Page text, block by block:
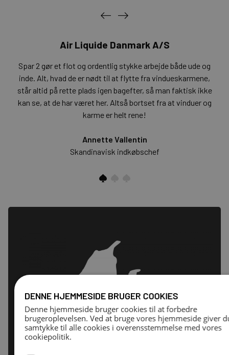
Air Liquide Danmark A/S
Spar 2 gør et flot og ordentlig stykke arbejde både ude og
inde. Alt, hvad de er nødt til at flytte fra vindueskarmene,
står altid på rette plads igen bagefter, så man faktisk ikke
kan se, at de har været her. Altså bortset fra at vinduer og
karme er helt rene!
Annette Vallentin
Skandinavisk indkøbschef
DENNE HJEMMESIDE BRUGER COOKIES
Denne hjemmeside bruger cookies til at forbedre
brugeroplevelsen. Ved at bruge vores hjemmeside giver
samtykke til alle cookies i overensstemmelse med vores
cookiepolitik.